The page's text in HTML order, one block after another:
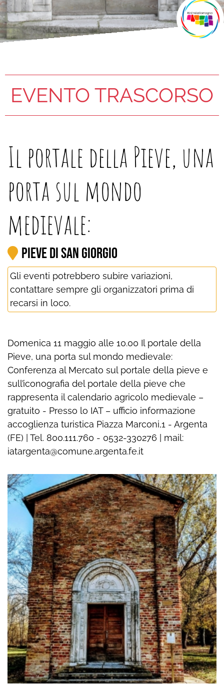
EVENTO TRASCORSO
Il portale della Pieve, una
porta sul mondo
medievale:
Pieve di San Giorgio
Gli eventi potrebbero subire variazioni,
contattare sempre gli organizzatori prima di
recarsi in loco.
Domenica 11 maggio alle 10.00 Il portale della
Pieve, una porta sul mondo medievale:
Conferenza al Mercato sul portale della pieve e
sull’iconografia del portale della pieve che
rappresenta il calendario agricolo medievale –
gratuito - Presso lo IAT – ufficio informazione
accoglienza turistica Piazza Marconi,1 - Argenta
(FE) | Tel. 800.111.760 - 0532-330276 | mail:
iatargenta@comune.argenta.fe.it